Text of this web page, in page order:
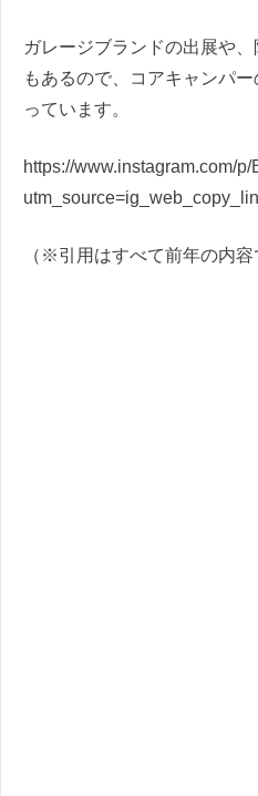
ガレージブランドの出展や
もあるので、コアキャンパ
っています。
https://www.instagram.com/
（※引用はすべて前年の内容